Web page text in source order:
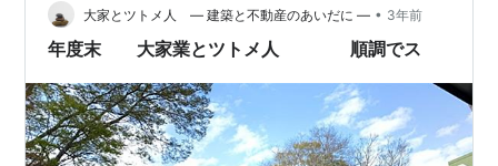
本』が紹介されており、書籍より一部抜粋・編集したも
のが、計12回にわたり取り上げられている。それぞれの
大家とツトメ人 ― 建築と不動産のあいだに ― • 3年前
年度末 大家業とツトメ人 順調でス